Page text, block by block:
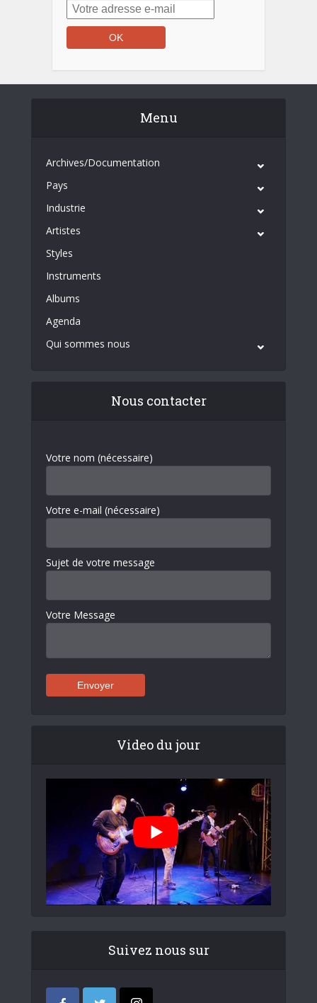
Menu
Archives/Documentation
Pays
Industrie
Artistes
Styles
Instruments
Albums
Agenda
Qui sommes nous
Nous contacter
Votre nom (nécessaire)
Votre e-mail (nécessaire)
Sujet de votre message
Votre Message
Video du jour
Suivez nous sur